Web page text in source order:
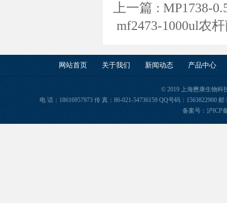
上一篇 : MP1738-
mf2473-1000ul农
网站首页 关于我们 新闻动态 产品中心
© 2019 上海懋康生物科
电 话：18616957973 传 真：86-021-54736159 QQ号码：1563822900
备案号： 沪ICP